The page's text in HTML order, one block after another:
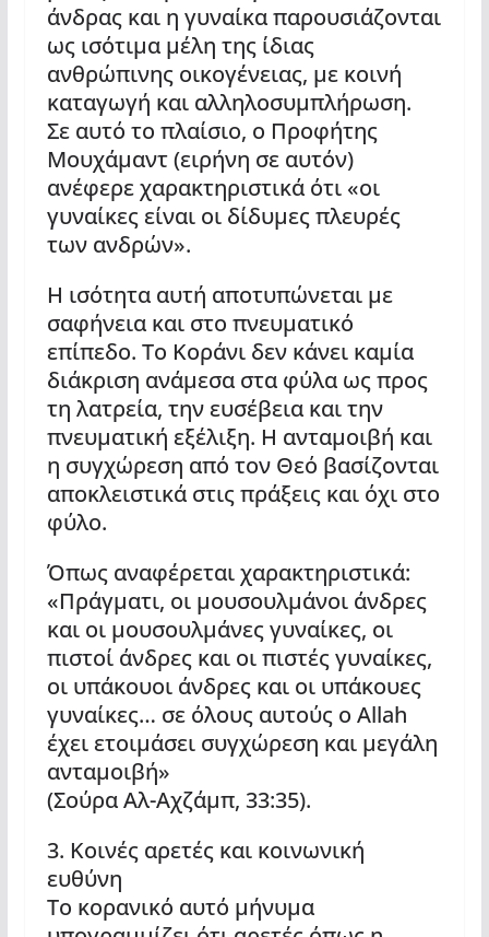
άνδρας και η γυναίκα παρουσιάζονται
ως ισότιμα μέλη της ίδιας
ανθρώπινης οικογένειας, με κοινή
καταγωγή και αλληλοσυμπλήρωση.
Σε αυτό το πλαίσιο, ο Προφήτης
Μουχάμαντ (ειρήνη σε αυτόν)
ανέφερε χαρακτηριστικά ότι «οι
γυναίκες είναι οι δίδυμες πλευρές
των ανδρών».
Η ισότητα αυτή αποτυπώνεται με
σαφήνεια και στο πνευματικό
επίπεδο. Το Κοράνι δεν κάνει καμία
διάκριση ανάμεσα στα φύλα ως προς
τη λατρεία, την ευσέβεια και την
πνευματική εξέλιξη. Η ανταμοιβή και
η συγχώρεση από τον Θεό βασίζονται
αποκλειστικά στις πράξεις και όχι στο
φύλο.
Όπως αναφέρεται χαρακτηριστικά:
«Πράγματι, οι μουσουλμάνοι άνδρες
και οι μουσουλμάνες γυναίκες, οι
πιστοί άνδρες και οι πιστές γυναίκες,
οι υπάκουοι άνδρες και οι υπάκουες
γυναίκες… σε όλους αυτούς ο Allah
έχει ετοιμάσει συγχώρεση και μεγάλη
ανταμοιβή»
(Σούρα Αλ-Αχζάμπ, 33:35).
3. Κοινές αρετές και κοινωνική
ευθύνη
Το κορανικό αυτό μήνυμα